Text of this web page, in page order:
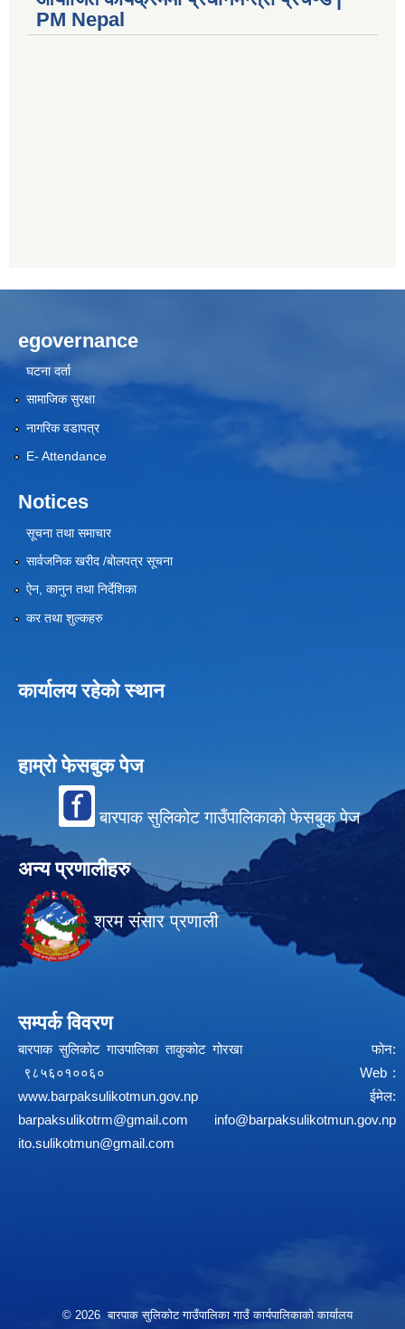
PM Nepal
egovernance
घटना दर्ता
सामाजिक सुरक्षा
नागरिक वडापत्र
E- Attendance
Notices
सूचना तथा समाचार
सार्वजनिक खरीद /बोलपत्र सूचना
ऐन, कानुन तथा निर्देशिका
कर तथा शुल्कहरु
कार्यालय रहेको स्थान
हाम्रो फेसबुक पेज
बारपाक सुलिकोट गाउँपालिकाको फेसबुक पेज
अन्य प्रणालीहरु
श्रम संसार प्रणाली
सम्पर्क विवरण
बारपाक सुलिकोट गाउपालिका ताकुकोट गोरखा फोन:
९८५६०१००६० Web :
www.barpaksulikotmun.gov.np
ईमेल:
barpaksulikotrm@gmail.com
info@barpaksulikotmun.gov.np
ito.sulikotmun@gmail.com
© 2026 बारपाक सुलिकोट गाउँपालिका गाउँ कार्यपालिकाको कार्यालय